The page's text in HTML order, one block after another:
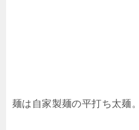
麺は自家製麺の平打ち太麺。